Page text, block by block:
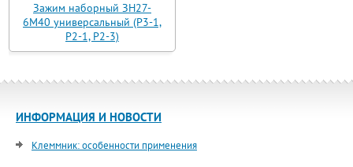
Зажим наборный ЗН27-
6М40 универсальный (Р3-1,
Р2-1, Р2-3)
ИНФОРМАЦИЯ И НОВОСТИ
Клеммник: особенности применения